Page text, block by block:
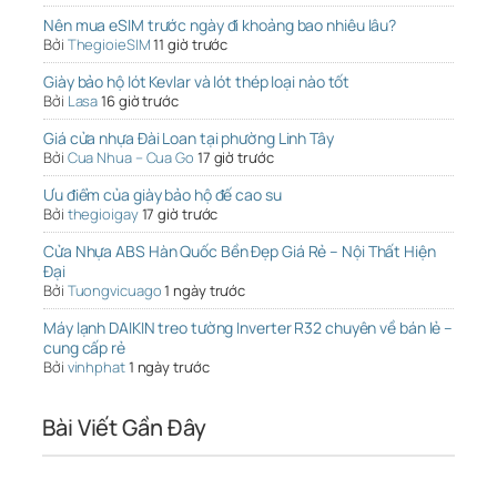
Nên mua eSIM trước ngày đi khoảng bao nhiêu lâu?
Bởi ThegioieSIM11 giờ trước
Giày bảo hộ lót Kevlar và lót thép loại nào tốt
Bởi Lasa16 giờ trước
Giá cửa nhựa Đài Loan tại phường Linh Tây
Bởi Cua Nhua – Cua Go 17 giờ trước
Ưu điểm của giày bảo hộ đế cao su
Bởi thegioigay17 giờ trước
Cửa Nhựa ABS Hàn Quốc Bền Đẹp Giá Rẻ – Nội Thất Hiện
Đại
Bởi Tuongvicuago1 ngày trước
Máy lạnh DAIKIN treo tường Inverter R32 chuyên về bán lẻ –
cung cấp rẻ
Bởi vinhphat1 ngày trước
Bài Viết Gần Đây